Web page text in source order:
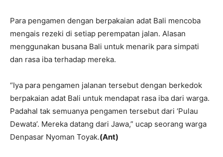
Para pengamen dengan berpakaian adat Bali mencoba
mengais rezeki di setiap perempatan jalan. Alasan
menggunakan busana Bali untuk menarik para simpati
dan rasa iba terhadap mereka.
“Iya para pengamen jalanan tersebut dengan berkedok
berpakaian adat Bali untuk mendapat rasa iba dari warga.
Padahal tak semuanya pengamen tersebut dari ‘Pulau
Dewata’. Mereka datang dari Jawa,” ucap seorang warga
Denpasar Nyoman Toyak.(Ant)